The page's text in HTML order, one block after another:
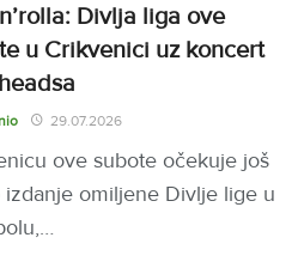
Divlja liga ove
u Crikvenici uz koncert
29.07.2026
ove subote očekuje još
izdanje omiljene Divlje lige u